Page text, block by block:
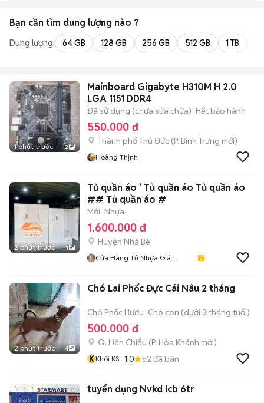
Bạn cần tìm dung lượng nào ?
Dung lượng: 64 GB 128 GB 256 GB 512 GB 1 TB
1 phút trước 2
Mainboard Gigabyte H310M H 2.0
LGA 1151 DDR4
Đã sử dụng (chưa sửa chữa) Hết bảo hành
550.000 đ
Thành phố Thủ Đức (P. Bình Trưng mới)
Hoàng Thịnh
2 phút trước 1
Tủ quần áo ' Tủ quần áo Tủ quần áo
## Tủ quần áo #
Mới Nhựa
1.600.000 đ
Huyện Nhà Bè
Cửa Hàng Tủ Nhựa Giá
2 phút trước 4
Chó Lai Phốc Đực Cái Nâu 2 tháng
Chó Phốc Hươu Chó con (dưới 3 tháng tuổi)
500.000 đ
Q. Liên Chiểu (P. Hòa Khánh mới)
KKhôi KS 1.0 52 đã bán
tuyển dụng Nvkd lcb 6tr